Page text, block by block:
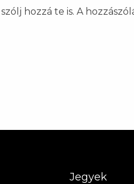
hozzá te is. A
Jegyek